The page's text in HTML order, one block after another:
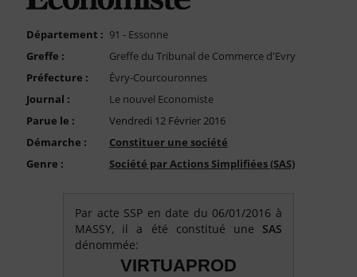
Compte PRO
Département : 91 - Essonne
Greffe :
Greffe du Tribunal de Commerce d'Evry
Préfecture :
Évry-Courcouronnes
Journal :
Le nouvel Economiste
Parue le :
Vendredi 12 Février 2016
Démarche :
Constituer une société
Genre :
Société par Actions Simplifiées (SAS)
Par acte SSP en date du 06/01/2016 à
MASSY, il a été constitué une SAS
dénommée:
VIRTUAPROD